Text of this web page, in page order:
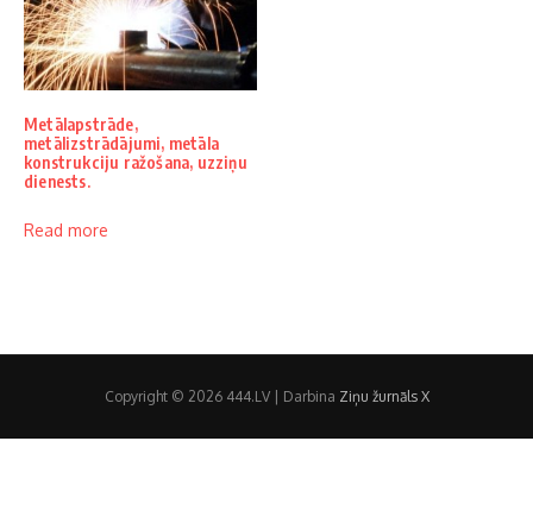
Metālapstrāde,
metālizstrādājumi, metāla
konstrukciju ražošana, uzziņu
dienests.
Read more
Copyright © 2026 444.LV | Darbina Ziņu žurnāls X